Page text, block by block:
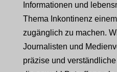
Informationen und
Thema Inkontinenz
zugänglich zu machen.
Journalisten und
präzise und